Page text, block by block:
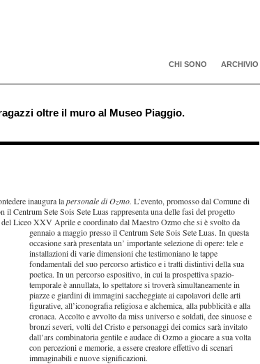
CHI SONO ARCHIVIO
oltre il muro al Museo Piaggio.
inaugura lapersonale di Ozmo. L’evento, promosso dal Comune di
Centrum Sete Sois Sete Luas rappresenta una delle fasi del progetto
del Liceo XXV Aprile e coordinato dal Maestro Ozmo che si è svolto da
gennaio a maggio presso il Centrum Sete Sois Sete Luas. In questa
occasione sarà presentata un’ importante selezione di opere: tele e
installazioni di varie dimensioni che testimoniano le tappe
fondamentali del suo percorso artistico e i tratti distintivi della sua
poetica. In un percorso espositivo, in cui la prospettiva spazio-
temporale è annullata, lo spettatore si troverà simultaneamente in
piazze e giardini di immagini saccheggiate ai capolavori delle arti
figurative, all’iconografia religiosa e alchemica, alla pubblicità e alla
cronaca. Accolto e avvolto da miss universo e soldati, dee sinuose e
bronzi severi, volti del Cristo e personaggi dei comics sarà invitato
dall’ars combinatoria gentile e audace di Ozmo a giocare a sua volta
con percezioni e memorie, a essere creatore effettivo di scenari
immaginabili e nuove significazioni.